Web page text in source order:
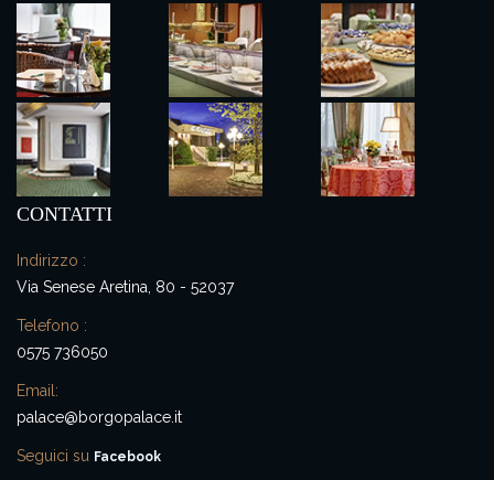
CONTATTI
Indirizzo :
Via Senese Aretina, 80 - 52037
Telefono :
0575 736050
Email:
palace@borgopalace.it
Seguici su Facebook